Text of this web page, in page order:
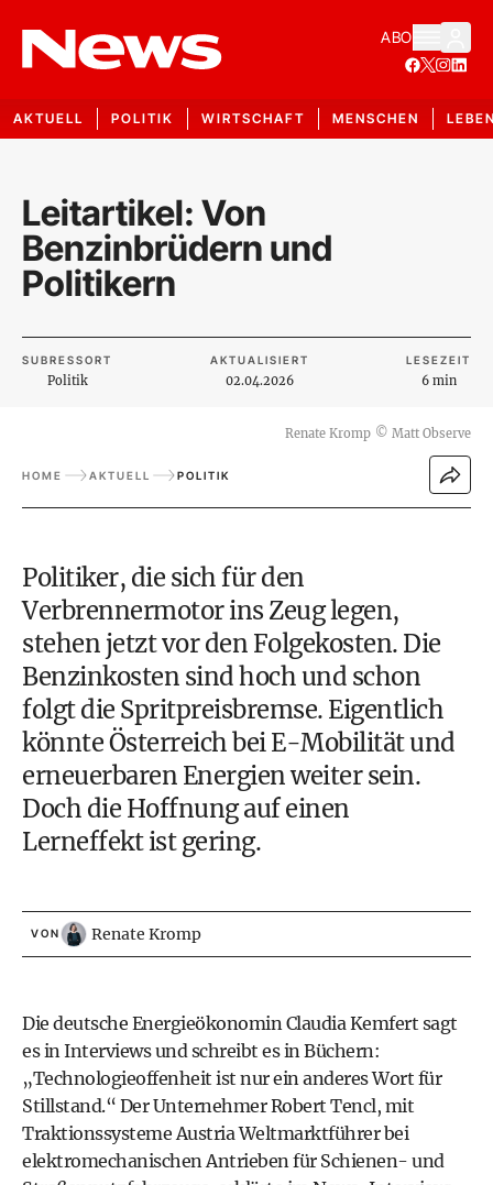
ABO
AKTUELL POLITIK WIRTSCHAFT MENSCHEN
Leitartikel: Von
Benzinbrüdern und
Politikern
SUBRESSORT
Politik
AKTUALISIERT
02.04.2026
LESEZEIT
6 min
Renate Kromp © Matt Observe
HOME AKTUELL POLITIK
Politiker, die sich für den
Verbrennermotor ins Zeug legen,
stehen jetzt vor den Folgekosten. Die
Benzinkosten sind hoch und schon
folgt die Spritpreisbremse. Eigentlich
könnte Österreich bei E-Mobilität und
erneuerbaren Energien weiter sein.
Doch die Hoffnung auf einen
Lerneffekt ist gering.
VON Renate Kromp
Die deutsche Energieökonomin Claudia Kemfert sagt
es in Interviews und schreibt es in Büchern:
„Technologieoffenheit ist nur ein anderes Wort für
Stillstand.“ Der Unternehmer Robert Tencl, mit
Traktionssysteme Austria Weltmarktführer bei
elektromechanischen Antrieben für Schienen- und